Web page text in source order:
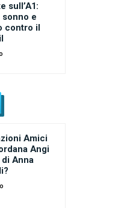
sull’A1:
e
contro il
Amici
Angi
Anna